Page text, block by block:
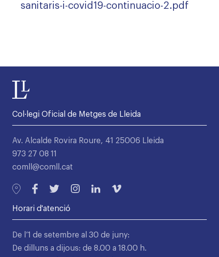
sanitaris-i-covid19-continuacio-2.pdf
Col·legi Oficial de Metges de Lleida
Av. Alcalde Rovira Roure, 41 25006 Lleida
973 27 08 11
comll@comll.cat
Horari d'atenció
De l’1 de setembre al 30 de juny:
De dilluns a dijous: de 8.00 a 18.00 h.